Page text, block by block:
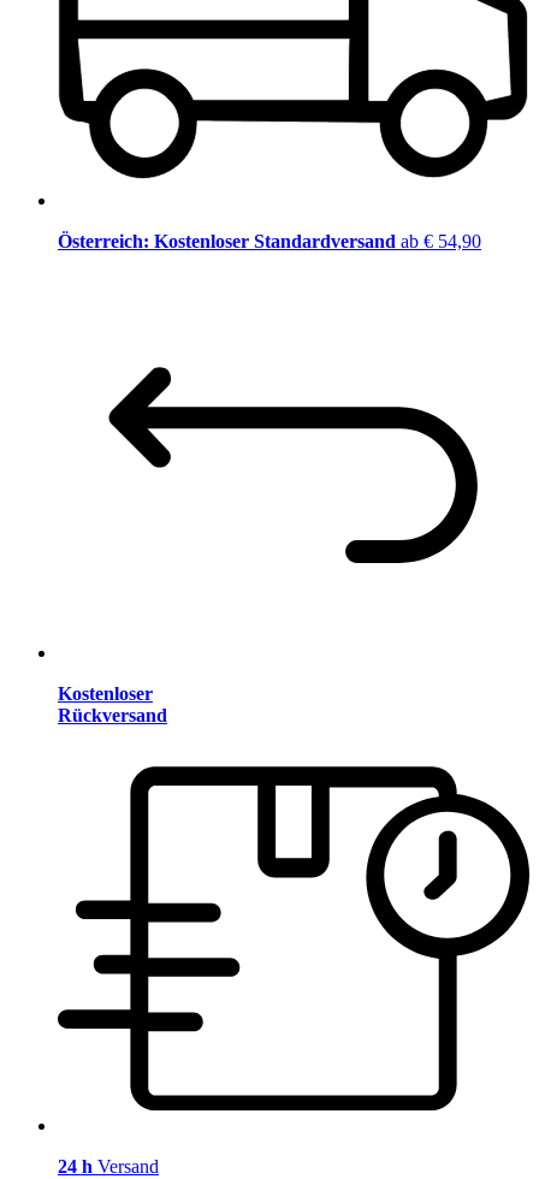
Österreich: Kostenloser Standardversand ab € 54,90
Kostenloser
Rückversand
24 h Versand